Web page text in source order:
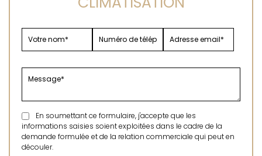
En soumettant ce formulaire, j'accepte que les
informations saisies soient exploitées dans le cadre de la
demande formulée et de la relation commerciale qui peut en
découler.